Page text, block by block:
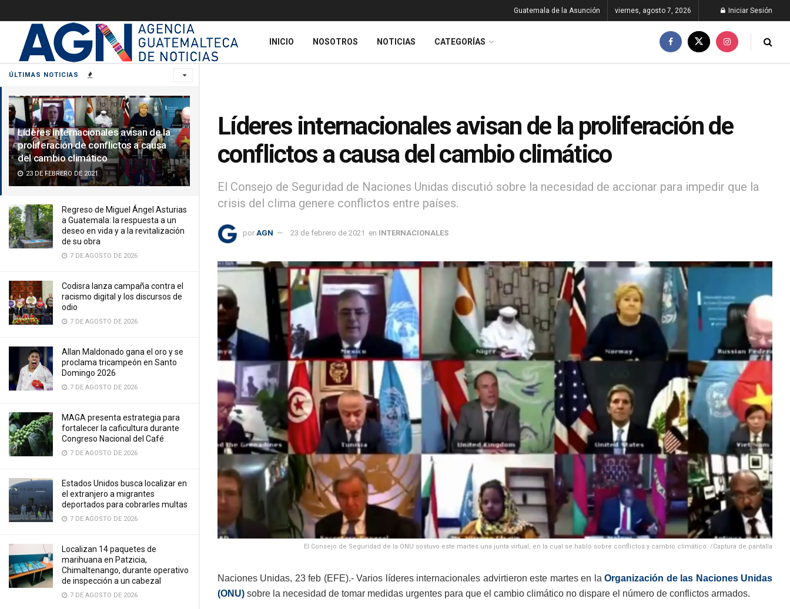
ÚLTIMAS NOTICIAS
Líderes internacionales avisan de la
proliferación de conflictos a causa
del cambio climático
23 DE FEBRERO DE 2021
Regreso de Miguel Ángel Asturias
a Guatemala: la respuesta a un
deseo en vida y a la revitalización
de su obra
7 DE AGOSTO DE 2026
Codisra lanza campaña contra el
racismo digital y los discursos de
odio
7 DE AGOSTO DE 2026
Allan Maldonado gana el oro y se
proclama tricampeón en Santo
Domingo 2026
7 DE AGOSTO DE 2026
MAGA presenta estrategia para
fortalecer la caficultura durante
Congreso Nacional del Café
7 DE AGOSTO DE 2026
Estados Unidos busca localizar en
el extranjero a migrantes
deportados para cobrarles multas
7 DE AGOSTO DE 2026
Localizan 14 paquetes de
marihuana en Patzicia,
Chimaltenango, durante operativo
de inspección a un cabezal
7 DE AGOSTO DE 2026
Guatemala de la Asunción viernes, agosto 7, 2026 Iniciar Sesión
INICIO NOSOTROS NOTICIAS CATEGORÍAS
Líderes internacionales avisan de la proliferación de
conflictos a causa del cambio climático
El Consejo de Seguridad de Naciones Unidas discutió sobre la necesidad de accionar para impedir que la
crisis del clima genere conflictos entre países.
por AGN 23 de febrero de 2021 en INTERNACIONALES
El Consejo de Seguridad de la ONU sostuvo este martes una junta virtual, en la cual se habló sobre conflictos y cambio climático. /Captura de pantalla
Naciones Unidas, 23 feb (EFE).- Varios líderes internacionales advirtieron este martes en laOrganización de las Naciones Unidas
(ONU) sobre la necesidad de tomar medidas urgentes para que el cambio climático no dispare el número de conflictos armados.